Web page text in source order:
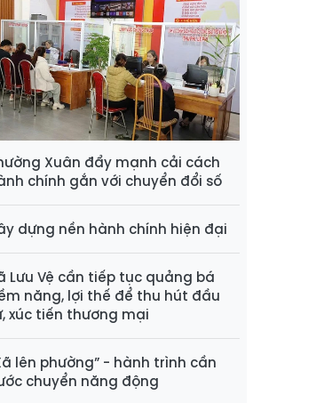
Xuân đẩy mạnh cải cách
chính gắn với chuyển đổi số
dựng nền hành chính hiện đại
Lưu Vệ cần tiếp tục quảng bá
năng, lợi thế để thu hút đầu
xúc tiến thương mại
lên phường” - hành trình cần
chuyển năng động